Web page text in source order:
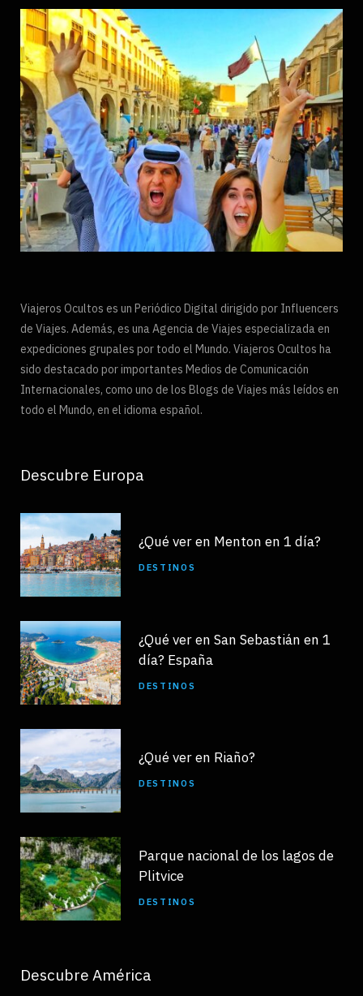
Viajeros Ocultos es un Periódico Digital dirigido por Influencers
de Viajes. Además, es una Agencia de Viajes especializada en
expediciones grupales por todo el Mundo. Viajeros Ocultos ha
sido destacado por importantes Medios de Comunicación
Internacionales, como uno de los Blogs de Viajes más leídos en
todo el Mundo, en el idioma español.
Descubre Europa
¿Qué ver en Menton en 1 día?
DESTINOS
¿Qué ver en San Sebastián en 1
día? España
DESTINOS
¿Qué ver en Riaño?
DESTINOS
Parque nacional de los lagos de
Plitvice
DESTINOS
Descubre América